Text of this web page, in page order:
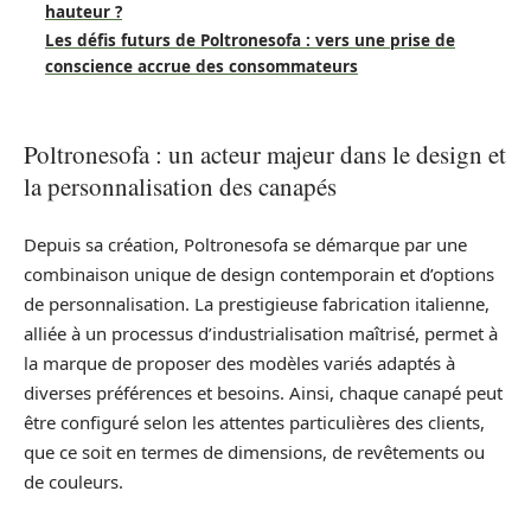
hauteur ?
Les défis futurs de Poltronesofa : vers une prise de
conscience accrue des consommateurs
Poltronesofa : un acteur majeur dans le design et
la personnalisation des canapés
Depuis sa création, Poltronesofa se démarque par une
combinaison unique de design contemporain et d’options
de personnalisation. La prestigieuse fabrication italienne,
alliée à un processus d’industrialisation maîtrisé, permet à
la marque de proposer des modèles variés adaptés à
diverses préférences et besoins. Ainsi, chaque canapé peut
être configuré selon les attentes particulières des clients,
que ce soit en termes de dimensions, de revêtements ou
de couleurs.